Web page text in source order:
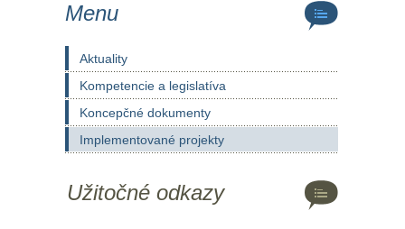
Menu
Aktuality
Kompetencie a legislatíva
Koncepčné dokumenty
Implementované projekty
Užitočné odkazy